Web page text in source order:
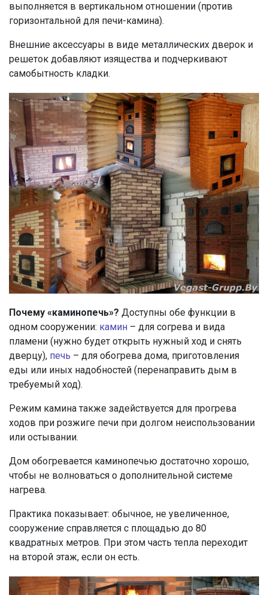
выполняется в вертикальном отношении (против
горизонтальной для печи-камина).
Внешние аксессуары в виде металлических дверок и
решеток добавляют изящества и подчеркивают
самобытность кладки.
Почему «каминопечь»? Доступны обе функции в
одном сооружении: камин – для согрева и вида
пламени (нужно будет открыть нужный ход и снять
дверцу), печь – для обогрева дома, приготовления
еды или иных надобностей (перенаправить дым в
требуемый ход).
Режим камина также задействуется для прогрева
ходов при розжиге печи при долгом неиспользовании
или остывании.
Дом обогревается каминопечью достаточно хорошо,
чтобы не волноваться о дополнительной системе
нагрева.
Практика показывает: обычное, не увеличенное,
сооружение справляется с площадью до 80
квадратных метров. При этом часть тепла переходит
на второй этаж, если он есть.